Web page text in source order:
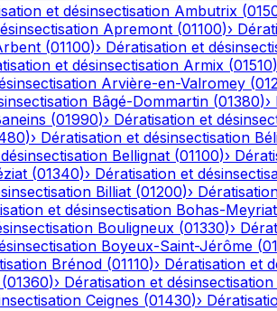
et désinsectisation Ambutrix (
Apremont (01100)›
(01100)› Dératisation et
et désinsectisation Armix (01510)
Arvière-en-Valromey (
Bâgé-Dommartin (01380)›
(01990)› Dératisation et
)› Dératisation et désinsectisation
Bellignat (01100)›
(01340)› Dératisation et
Billiat (01200)›
et désinsectisation Bohas-
Bouligneux (01330)›
Boyeux-Saint-Jérôme (
Brénod (01110)› Dératisation et
(01360)› Dératisation et désinsectisation
Ceignes (01430)›